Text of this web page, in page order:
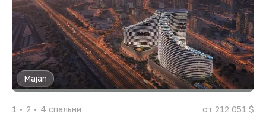
Majan
1 2 4 спальни от 212 051 $